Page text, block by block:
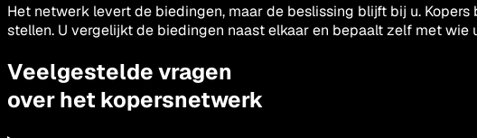
Het netwerk levert de biedingen, maar de beslissing blijft bij u.
stellen. U vergelijkt de biedingen naast elkaar en bepaalt zelf met
Veelgestelde vragen
over het kopersnetwerk